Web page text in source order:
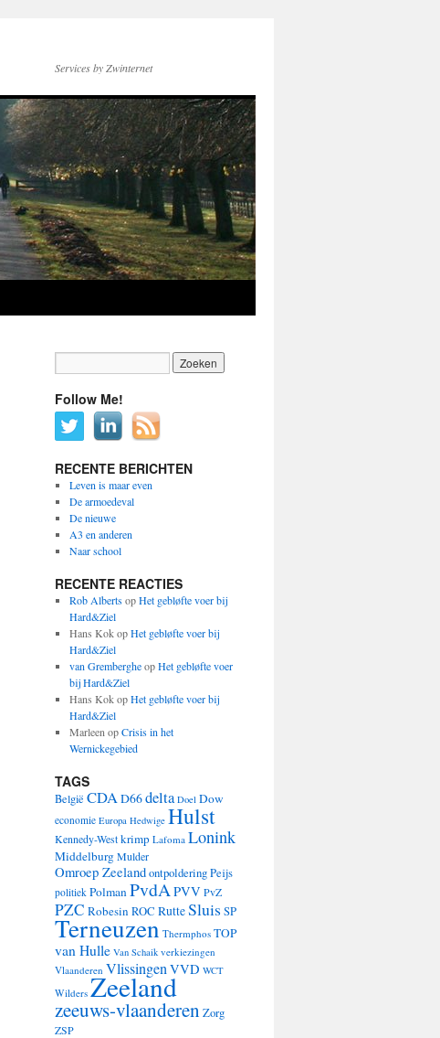
Services by Zwinternet
Follow Me!
RECENTE BERICHTEN
Leven is maar even
De armoedeval
De nieuwe
A3 en anderen
Naar school
RECENTE REACTIES
Rob AlbertsopHet gebløfte voer bij
Hard&Ziel
Hans KokopHet gebløfte voer bij
Hard&Ziel
van GrembergheopHet gebløfte voer
bij Hard&Ziel
Hans KokopHet gebløfte voer bij
Hard&Ziel
Marleen opCrisis in het
Wernickegebied
TAGS
België CDAD66delta Doel Dow
economie Europa Hedwige Hulst
Kennedy-Westkrimp Lafoma Lonink
MiddelburgMulder
Omroep ZeelandontpolderingPeijs
politiek PolmanPvdAPVV PvZ
PZC Robesin ROC RutteSluis SP
Terneuzen Thermphos TOP
van Hulle Van Schaik verkiezingen
Vlaanderen VlissingenVVD WCT
Wilders Zeeland
zeeuws-vlaanderen Zorg
ZSP